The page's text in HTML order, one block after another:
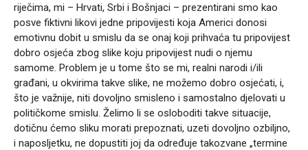
riječima, mi – Hrvati, Srbi i Bošnjaci – prezentirani smo kao
posve fiktivni likovi jedne pripovijesti koja Americi donosi
emotivnu dobit u smislu da se onaj koji prihvaća tu pripovijest
dobro osjeća zbog slike koju pripovijest nudi o njemu
samome. Problem je u tome što se mi, realni narodi i/ili
građani, u okvirima takve slike, ne možemo dobro osjećati, i,
što je važnije, niti dovoljno smisleno i samostalno djelovati u
političkome smislu. Želimo li se osloboditi takve situacije,
dotičnu ćemo sliku morati prepoznati, uzeti dovoljno ozbiljno,
i naposljetku, ne dopustiti joj da određuje takozvane „termine